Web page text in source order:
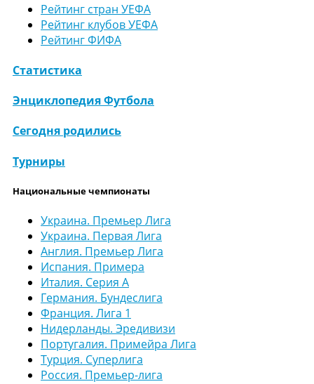
Рейтинг стран УЕФА
Рейтинг клубов УЕФА
Рейтинг ФИФА
Статистика
Энциклопедия Футбола
Сегодня родились
Турниры
Национальные чемпионаты
Украина. Премьер Лига
Украина. Первая Лига
Англия. Премьер Лига
Испания. Примера
Италия. Серия А
Германия. Бундеслига
Франция. Лига 1
Нидерланды. Эредивизи
Португалия. Примейра Лига
Турция. Суперлига
Россия. Премьер-лига